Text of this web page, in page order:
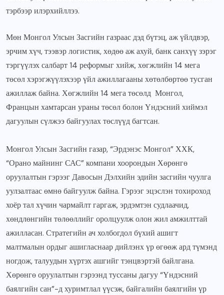
тэрбээр илэрхийллээ.
Мөн Монгол Улсын Засгийн газраас дэд бүтэц, аж үйлдвэр,
эрчим хүч, тээвэр логистик, хөдөө аж ахуй, банк санхүү зэрэг
тэргүүлэх салбарт 14 реформыг хийж, хөгжлийн 14 мега
төсөл хэрэгжүүлэхээр үйл ажиллагааны хөтөлбөртөө тусган
ажиллаж байна. Хөгжлийн 14 мега төсөлд Монгол,
Францын хамтарсан ураны төсөл болон Үндэсний хиймэл
дагуулын сүлжээ байгуулах төслүүд багтсан.
Монгол Улсын Засгийн газар, “Эрдэнэс Монгол” ХХК,
“Орано майнинг САС” компани хоорондын Хөрөнгө
оруулалтын гэрээг Давосын Дэлхийн эдийн засгийн чуулга
уулзалтаас өмнө байгуулж байна. Гэрээг эцэслэн тохироход
хоёр тал хүчин чармайлт гаргаж, эрдэмтэн судлаачид,
хөндлөнгийн төлөөллийг оролцуулж олон жил амжилттай
ажилласан. Стратегийн ач холбогдол бүхий ашигт
малтмалын ордыг ашигласнаар дийлэнх үр өгөөж ард түмэнд
ногдож, талуудын хүртэх ашгийг тэнцвэртэй байлгана.
Хөрөнгө оруулалтын гэрээнд туссаны дагуу “Үндэсний
баялгийн сан”-д хуримтлал үүсэж, байгалийн баялгийн үр